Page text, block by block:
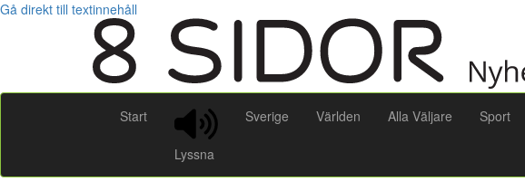
Gå direkt till textinnehåll
Start
Lyssna
Sverige Världen Alla Väljare Sport